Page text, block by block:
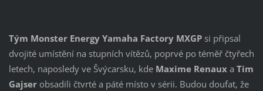
Tým Monster Energy Yamaha Factory MXGPsi připsal
dvojité umístění na stupních vítězů, poprvé po téměř čtyřech
letech, naposledy ve Švýcarsku, kde Maxime Renauxa Tim
Gajserobsadili čtvrté a páté místo v sérii. Budou doufat, že